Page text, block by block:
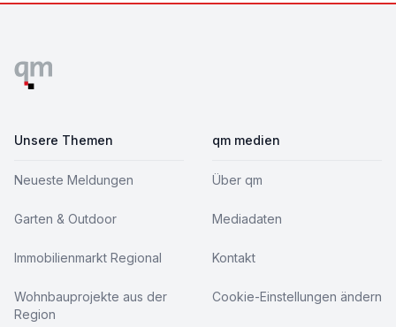
Unsere Themen
Neueste Meldungen
Garten & Outdoor
Immobilienmarkt Regional
Wohnbauprojekte aus der
Region
qm medien
Über qm
Mediadaten
Kontakt
Cookie-Einstellungen ändern